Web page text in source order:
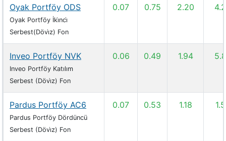
Oyak Portföy ODS
Oyak Portföy İki̇nci̇
Serbest(Dövi̇z) Fon
0.07 0.75 2.20
Inveo Portföy NVK
Inveo Portföy Katılım
Serbest (Dövi̇z) Fon
0.06 0.49 1.94
Pardus Portföy AC6
Pardus Portföy Dördüncü
Serbest (Dövi̇z) Fon
0.07 0.53 1.18